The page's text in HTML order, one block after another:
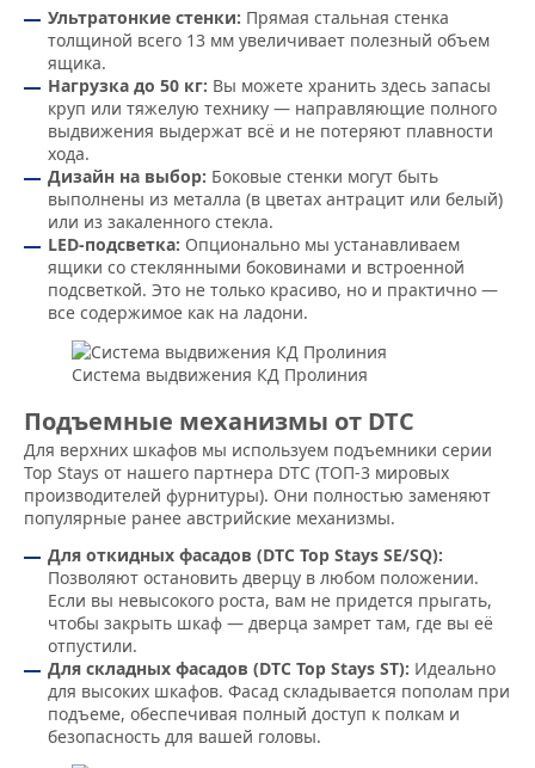
Ультратонкие стенки: Прямая стальная стенка
толщиной всего 13 мм увеличивает полезный объем
ящика.
Нагрузка до 50 кг: Вы можете хранить здесь запасы
круп или тяжелую технику — направляющие полного
выдвижения выдержат всё и не потеряют плавности
хода.
Дизайн на выбор: Боковые стенки могут быть
выполнены из металла (в цветах антрацит или белый)
или из закаленного стекла.
LED-подсветка: Опционально мы устанавливаем
ящики со стеклянными боковинами и встроенной
подсветкой. Это не только красиво, но и практично —
все содержимое как на ладони.
Система выдвижения КД Пролиния
Подъемные механизмы от DTC
Для верхних шкафов мы используем подъемники серии
Top Stays от нашего партнера DTC (ТОП-3 мировых
производителей фурнитуры). Они полностью заменяют
популярные ранее австрийские механизмы.
Для откидных фасадов (DTC Top Stays SE/SQ):
Позволяют остановить дверцу в любом положении.
Если вы невысокого роста, вам не придется прыгать,
чтобы закрыть шкаф — дверца замрет там, где вы её
отпустили.
Для складных фасадов (DTC Top Stays ST): Идеально
для высоких шкафов. Фасад складывается пополам при
подъеме, обеспечивая полный доступ к полкам и
безопасность для вашей головы.